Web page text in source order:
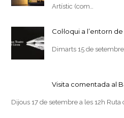
Artístic (com…
Col·loqui a l’entorn
Dimarts 15 de setembre
Visita comentada al
Dijous 17 de setembre a les 12h Ruta